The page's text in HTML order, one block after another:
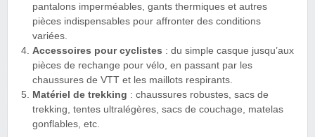
pantalons imperméables, gants thermiques et autres
pièces indispensables pour affronter des conditions
variées.
Accessoires pour cyclistes : du simple casque jusqu’aux
pièces de rechange pour vélo, en passant par les
chaussures de VTT et les maillots respirants.
Matériel de trekking : chaussures robustes, sacs de
trekking, tentes ultralégères, sacs de couchage, matelas
gonflables, etc.